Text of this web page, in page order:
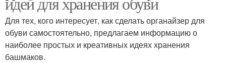
Для тех, кого интересует, как сделать органайзер для
обуви самостоятельно, предлагаем информацию о
наиболее простых и креативных идеях хранения
башмаков.